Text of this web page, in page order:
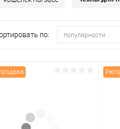
по: популярности